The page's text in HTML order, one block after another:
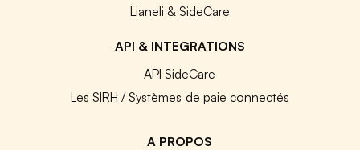
Lianeli & SideCare
API & INTEGRATIONS
API SideCare
Les SIRH / Systèmes de paie connectés
A PROPOS